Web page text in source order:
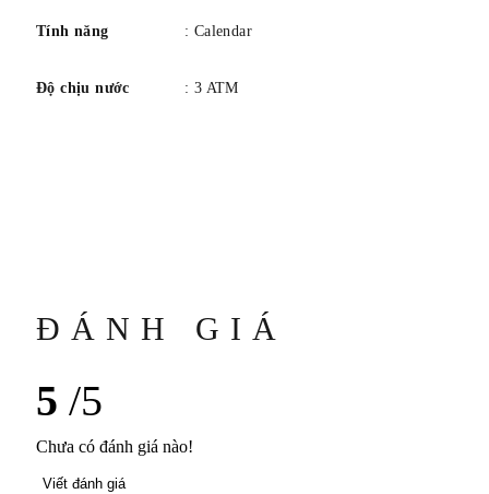
Tính năng : Calendar
Độ chịu nước : 3 ATM
ĐÁNH GIÁ
5 /5
Chưa có đánh giá nào!
Viết đánh giá